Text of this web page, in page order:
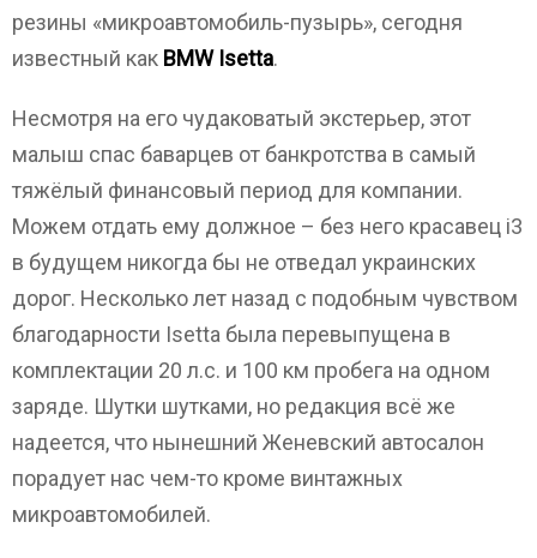
резины «микроавтомобиль-пузырь», сегодня
известный как BMW Isetta.
Несмотря на его чудаковатый экстерьер, этот
малыш спас баварцев от банкротства в самый
тяжёлый финансовый период для компании.
Можем отдать ему должное – без него красавец i3
в будущем никогда бы не отведал украинских
дорог. Несколько лет назад с подобным чувством
благодарности Isetta была перевыпущена в
комплектации 20 л.с. и 100 км пробега на одном
заряде. Шутки шутками, но редакция всё же
надеется, что нынешний Женевский автосалон
порадует нас чем-то кроме винтажных
микроавтомобилей.